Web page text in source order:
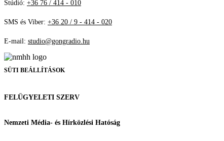
Stúdió: +36 76 / 414 - 010
SMS és Viber: +36 20 / 9 - 414 - 020
E-mail: studio@gongradio.hu
SÜTI BEÁLLÍTÁSOK
FELÜGYELETI SZERV
Nemzeti Média- és Hírközlési Hatóság